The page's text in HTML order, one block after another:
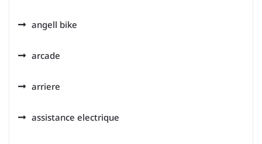
angell bike
arcade
arriere
assistance electrique